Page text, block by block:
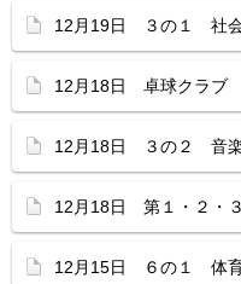
12月19日 ３の１ 社
12月18日 卓球クラブ
12月18日 ３の２ 音
12月18日 第１・２・
12月15日 ６の１ 体